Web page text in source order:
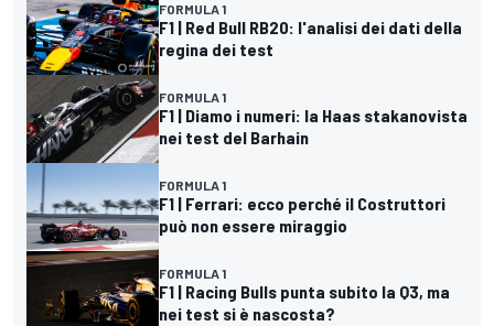
FORMULA 1
F1 | Red Bull RB20: l'analisi dei dati della
regina dei test
FORMULA 1
F1 | Diamo i numeri: la Haas stakanovista
nei test del Barhain
FORMULA 1
F1 | Ferrari: ecco perché il Costruttori
può non essere miraggio
FORMULA 1
F1 | Racing Bulls punta subito la Q3, ma
nei test si è nascosta?